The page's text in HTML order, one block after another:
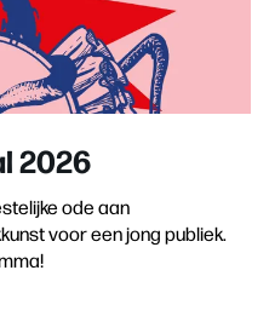
2026
ode aan
voor een jong publiek.